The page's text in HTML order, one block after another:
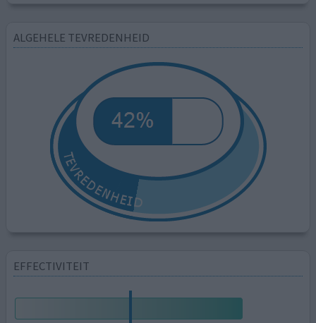
ALGEHELE TEVREDENHEID
EFFECTIVITEIT